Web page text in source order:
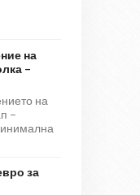
на
–
на
–
за